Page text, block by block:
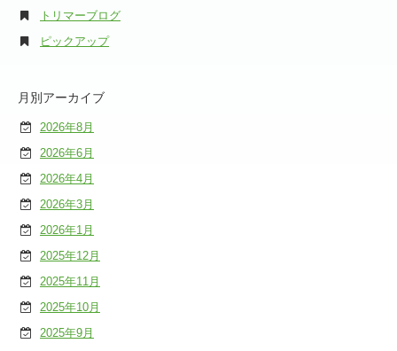
トリマーブログ
ピックアップ
月別アーカイブ
2026年8月
2026年6月
2026年4月
2026年3月
2026年1月
2025年12月
2025年11月
2025年10月
2025年9月